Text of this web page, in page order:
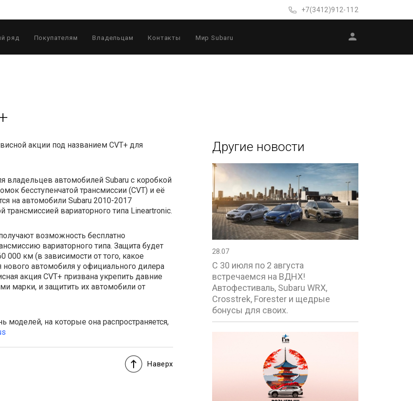
+7(3412)912-112
ряд Покупателям Владельцам Контакты Мир Subaru
акции под названием CVT+ для
владельцев автомобилей Subaru с коробкой
бесступенчатой трансмиссии (CVT) и её
на автомобили Subaru 2010-2017
вариаторного типа Lineartronic.
возможность бесплатно
вариаторного типа. Защита будет
000 км (в зависимости от того, какое
автомобиля у официального дилера
акция CVT+ призвана укрепить давние
марки, и защитить их автомобили от
моделей, на которые она распространяется,
Наверх
Другие новости
28.07
С 30 июля по 2 августа
встречаемся на ВДНХ!
Автофестиваль, Subaru WRX,
Crosstrek, Forester и щедрые
бонусы для своих.